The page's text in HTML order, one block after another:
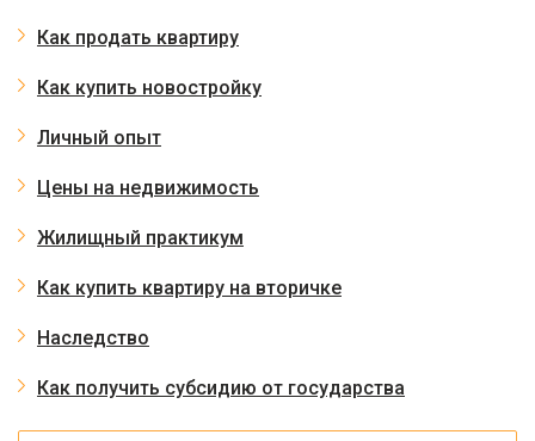
Как продать квартиру
Как купить новостройку
Личный опыт
Цены на недвижимость
Жилищный практикум
Как купить квартиру на вторичке
Наследство
Как получить субсидию от государства